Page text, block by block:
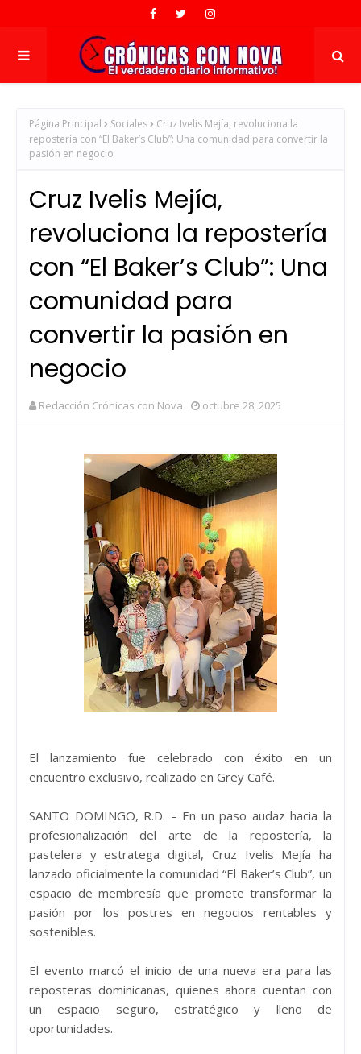
Página Principal Sociales
Cruz Ivelis Mejía, revoluciona la
repostería con “El Baker’s Club”: Una comunidad para convertir la
pasión en negocio
Cruz Ivelis Mejía,
revoluciona la repostería
con “El Baker’s Club”: Una
comunidad para
convertir la pasión en
negocio
Redacción Crónicas con Nova octubre 28, 2025
El lanzamiento fue celebrado con éxito en un
encuentro exclusivo, realizado en Grey Café.
SANTO DOMINGO, R.D. – En un paso audaz hacia la
profesionalización del arte de la repostería, la
pastelera y estratega digital, Cruz Ivelis Mejía ha
lanzado oficialmente la comunidad “El Baker’s Club”, un
espacio de membresía que promete transformar la
pasión por los postres en negocios rentables y
sostenibles.
El evento marcó el inicio de una nueva era para las
reposteras dominicanas, quienes ahora cuentan con
un espacio seguro, estratégico y lleno de
oportunidades.